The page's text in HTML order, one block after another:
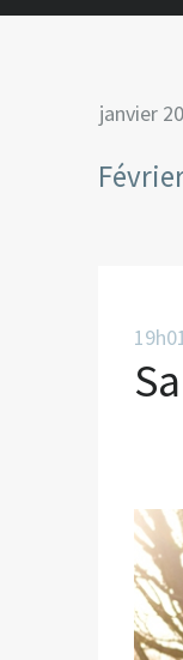
janvier
19h01